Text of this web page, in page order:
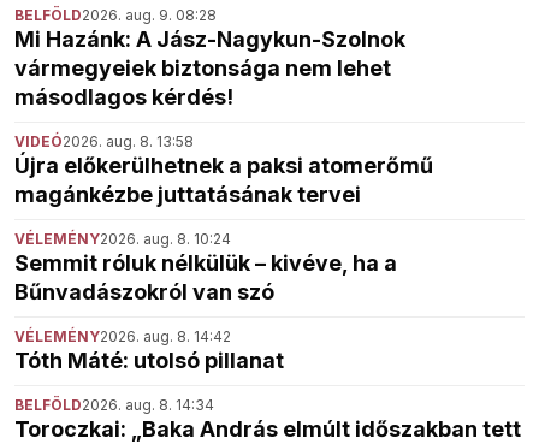
BELFÖLD2026. aug. 9. 08:28
Mi Hazánk: A Jász-Nagykun-Szolnok
vármegyeiek biztonsága nem lehet
másodlagos kérdés!
VIDEÓ2026. aug. 8. 13:58
Újra előkerülhetnek a paksi atomerőmű
magánkézbe juttatásának tervei
VÉLEMÉNY2026. aug. 8. 10:24
Semmit róluk nélkülük – kivéve, ha a
Bűnvadászokról van szó
VÉLEMÉNY2026. aug. 8. 14:42
Tóth Máté: utolsó pillanat
BELFÖLD2026. aug. 8. 14:34
Toroczkai: „Baka András elmúlt időszakban tett